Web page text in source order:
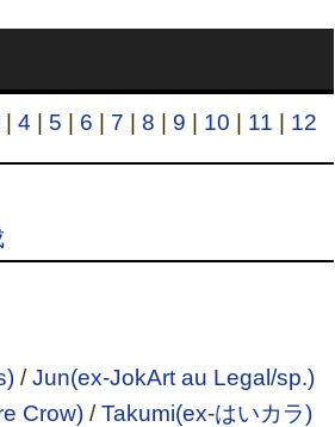
|4 5 6 7 |8 9 10 11 12
/Jun(ex-JokArt au Legal/sp.)
Crow)/Takumi(ex-はいカラ)